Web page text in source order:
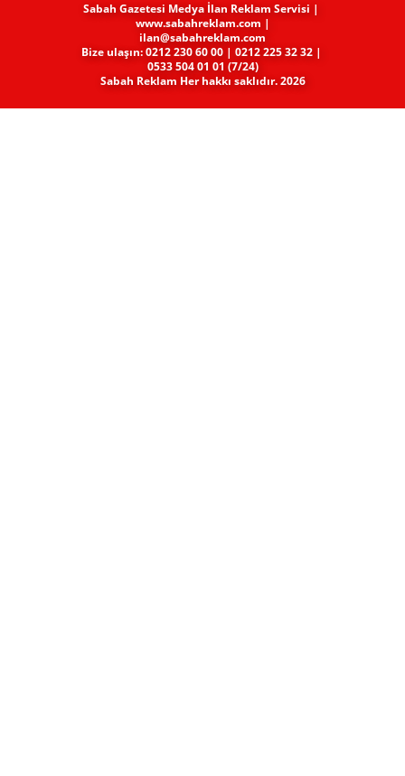
Sabah Gazetesi Medya​ İlan Reklam Servisi |
www.sabahreklam.com |
ilan@sabahreklam.com
Bize ulaşın: 0212 230 60 00 | 0212 225 32 32 |
0533 504 01 01 (7/24)
Sabah Reklam Her hakkı saklıdır. 2026